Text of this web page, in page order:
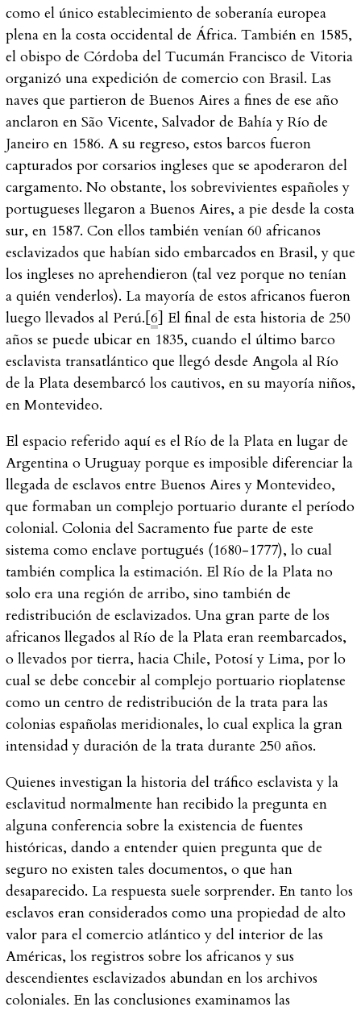
como el único establecimiento de soberanía europea
plena en la costa occidental de África. También en 1585,
el obispo de Córdoba del Tucumán Francisco de Vitoria
organizó una expedición de comercio con Brasil. Las
naves que partieron de Buenos Aires a fines de ese año
anclaron en São Vicente, Salvador de Bahía y Río de
Janeiro en 1586. A su regreso, estos barcos fueron
capturados por corsarios ingleses que se apoderaron del
cargamento. No obstante, los sobrevivientes españoles y
portugueses llegaron a Buenos Aires, a pie desde la costa
sur, en 1587. Con ellos también venían 60 africanos
esclavizados que habían sido embarcados en Brasil, y que
los ingleses no aprehendieron (tal vez porque no tenían
a quién venderlos). La mayoría de estos africanos fueron
luego llevados al Perú.[6] El final de esta historia de 250
años se puede ubicar en 1835, cuando el último barco
esclavista transatlántico que llegó desde Angola al Río
de la Plata desembarcó los cautivos, en su mayoría niños,
en Montevideo.
El espacio referido aquí es el Río de la Plata en lugar de
Argentina o Uruguay porque es imposible diferenciar la
llegada de esclavos entre Buenos Aires y Montevideo,
que formaban un complejo portuario durante el período
colonial. Colonia del Sacramento fue parte de este
sistema como enclave portugués (1680-1777), lo cual
también complica la estimación. El Río de la Plata no
solo era una región de arribo, sino también de
redistribución de esclavizados. Una gran parte de los
africanos llegados al Río de la Plata eran reembarcados,
o llevados por tierra, hacia Chile, Potosí y Lima, por lo
cual se debe concebir al complejo portuario rioplatense
como un centro de redistribución de la trata para las
colonias españolas meridionales, lo cual explica la gran
intensidad y duración de la trata durante 250 años.
Quienes investigan la historia del tráfico esclavista y la
esclavitud normalmente han recibido la pregunta en
alguna conferencia sobre la existencia de fuentes
históricas, dando a entender quien pregunta que de
seguro no existen tales documentos, o que han
desaparecido. La respuesta suele sorprender. En tanto los
esclavos eran considerados como una propiedad de alto
valor para el comercio atlántico y del interior de las
Américas, los registros sobre los africanos y sus
descendientes esclavizados abundan en los archivos
coloniales. En las conclusiones examinamos las